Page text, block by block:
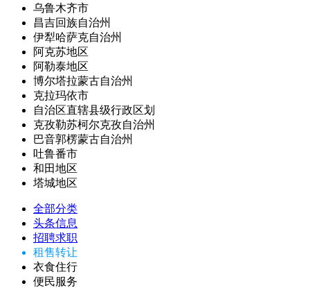
乌鲁木齐市
昌吉回族自治州
伊犁哈萨克自治州
阿克苏地区
阿勒泰地区
博尔塔拉蒙古自治州
克拉玛依市
自治区直辖县级行政区划
克孜勒苏柯尔克孜自治州
巴音郭楞蒙古自治州
吐鲁番市
和田地区
塔城地区
全部分类
头条信息
招聘求职
租售转让
衣食住行
便民服务